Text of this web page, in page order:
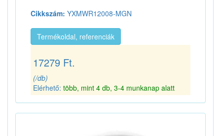
Cikkszám: YXMWR12008-MGN
Termékoldal, referenciák
17279 Ft.
(/db)
Elérhető: több, mint 4 db, 3-4 munkanap alatt